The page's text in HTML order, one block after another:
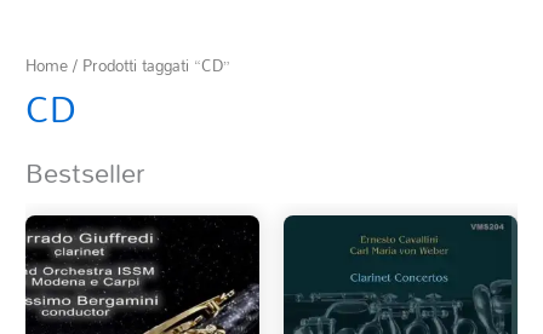
Home/ Prodotti taggati “CD”
CD
Bestseller